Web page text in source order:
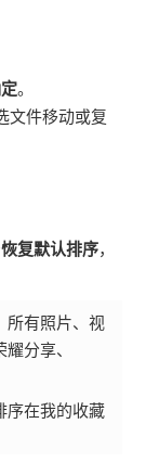
。
文件移动或复
恢复默认排序，
所有照片、视
分享、
序在我的收藏